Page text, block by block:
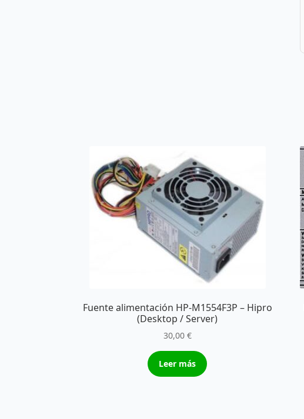
Fuente alimentación HP-M1554F3P – Hipro
(Desktop / Server)
30,00 €
Leer más